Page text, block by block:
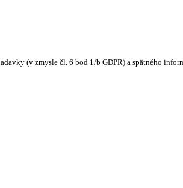
(v zmysle čl. 6 bod 1/b GDPR) a spätného